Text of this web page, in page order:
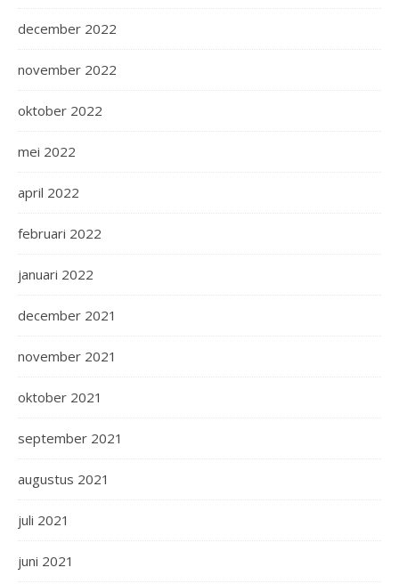
december 2022
november 2022
oktober 2022
mei 2022
april 2022
februari 2022
januari 2022
december 2021
november 2021
oktober 2021
september 2021
augustus 2021
juli 2021
juni 2021